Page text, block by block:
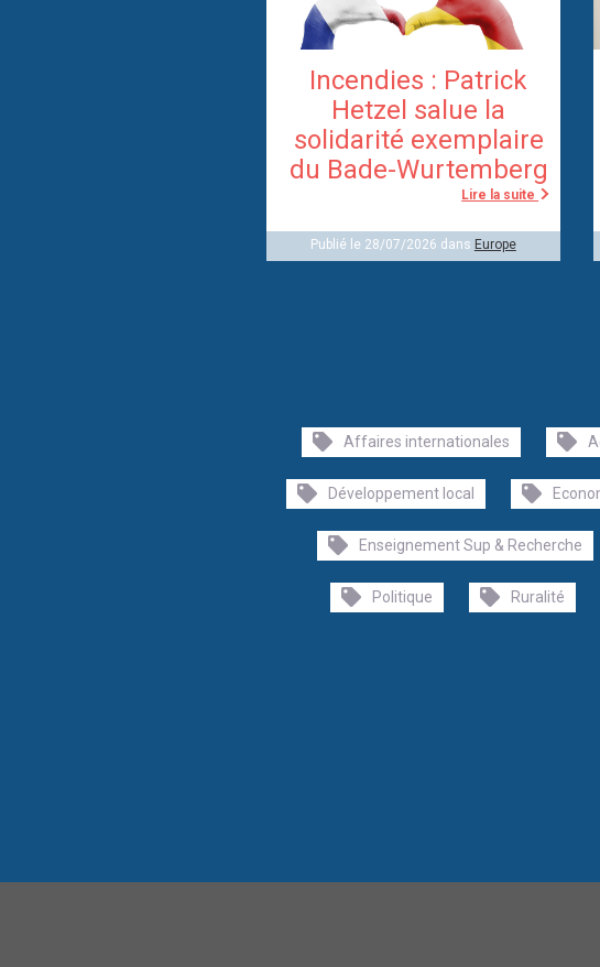
Incendies : Patrick
Hetzel salue la
solidarité exemplaire
du Bade-Wurtemberg
Lire la suite
Publié le 28/07/2026 dans Europe
Affaires internationales
Développement local
Enseignement Sup & Recherche
Politique Ruralité